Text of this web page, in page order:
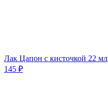
Лак Цапон с кисточкой 22 мл
145 ₽